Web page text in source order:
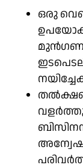
ഒരു
തൽക്ഷണ